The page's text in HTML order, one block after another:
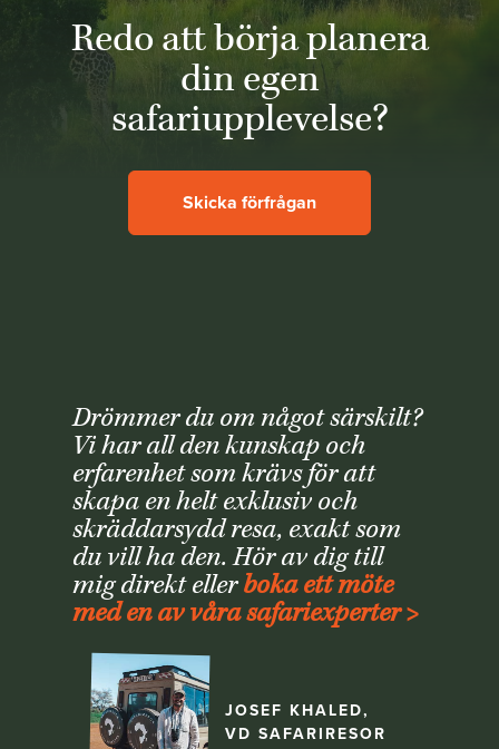
Redo att börja planera
din egen
safariupplevelse?
Skicka förfrågan
Drömmer du om något särskilt?
Vi har all den kunskap och
erfarenhet som krävs för att
skapa en helt exklusiv och
skräddarsydd resa, exakt som
du vill ha den. Hör av dig till
mig direkt ellerboka ett möte
med en av våra safariexperter >
JOSEF KHALED,
VD SAFARIRESOR